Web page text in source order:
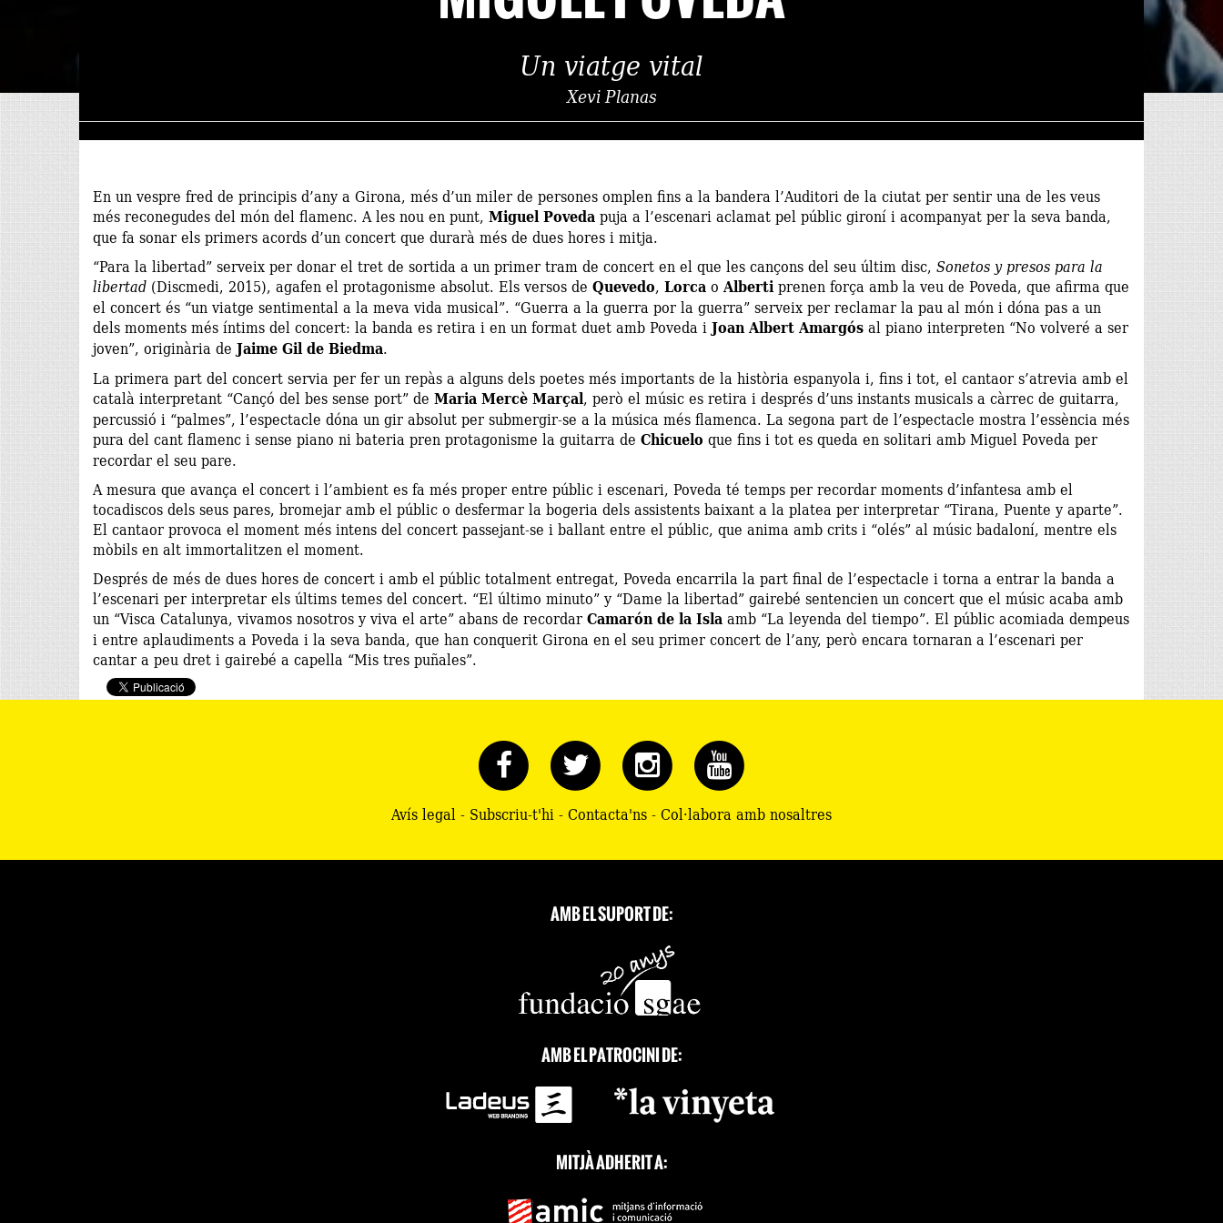
Un viatge vital
Xevi Planas
En un vespre fred de principis d’any a Girona, més d’un miler de persones omplen fins a la bandera l’Auditori de la ciutat per sentir una de les veus
més reconegudes del món del flamenc. A les nou en punt, Miguel Povedapuja a l’escenari aclamat pel públic gironí i acompanyat per la seva banda,
que fa sonar els primers acords d’un concert que durarà més de dues hores i mitja.
“Para la libertad” serveix per donar el tret de sortida a un primer tram de concert en el que les cançons del seu últim disc, Sonetos y presos para la
libertad (Discmedi, 2015), agafen el protagonisme absolut. Els versos de Quevedo, LorcaoAlbertiprenen força amb la veu de Poveda, que afirma que
el concert és “un viatge sentimental a la meva vida musical”. “Guerra a la guerra por la guerra” serveix per reclamar la pau al món i dóna pas a un
dels moments més íntims del concert: la banda es retira i en un format duet amb Poveda iJoan Albert Amargósal piano interpreten “No volveré a ser
joven”, originària de Jaime Gil de Biedma.
La primera part del concert servia per fer un repàs a alguns dels poetes més importants de la història espanyola i, fins i tot, el cantaor s’atrevia amb el
català interpretant “Cançó del bes sense port” de Maria Mercè Marçal, però el músic es retira i després d’uns instants musicals a càrrec de guitarra,
percussió i “palmes”, l’espectacle dóna un gir absolut per submergir-se a la música més flamenca. La segona part de l’espectacle mostra l’essència més
pura del cant flamenc i sense piano ni bateria pren protagonisme la guitarra de Chicuelo que fins i tot es queda en solitari amb Miguel Poveda per
recordar el seu pare.
A mesura que avança el concert i l’ambient es fa més proper entre públic i escenari, Poveda té temps per recordar moments d’infantesa amb el
tocadiscos dels seus pares, bromejar amb el públic o desfermar la bogeria dels assistents baixant a la platea per interpretar “Tirana, Puente y aparte”.
El cantaor provoca el moment més intens del concert passejant-se i ballant entre el públic, que anima amb crits i “olés” al músic badaloní, mentre els
mòbils en alt immortalitzen el moment.
Després de més de dues hores de concert i amb el públic totalment entregat, Poveda encarrila la part final de l’espectacle i torna a entrar la banda a
l’escenari per interpretar els últims temes del concert. “El último minuto” y “Dame la libertad” gairebé sentencien un concert que el músic acaba amb
un “Visca Catalunya, vivamos nosotros y viva el arte” abans de recordarCamarón de la Islaamb “La leyenda del tiempo”. El públic acomiada dempeus
i entre aplaudiments a Poveda i la seva banda, que han conquerit Girona en el seu primer concert de l’any, però encara tornaran a l’escenari per
cantar a peu dret i gairebé a capella “Mis tres puñales”.
Avís legal- Subscriu-t'hi-Contacta'ns-Col·labora amb nosaltres
AMB EL SUPORT DE:
AMB EL PATROCINI DE:
MITJÀ ADHERIT A: